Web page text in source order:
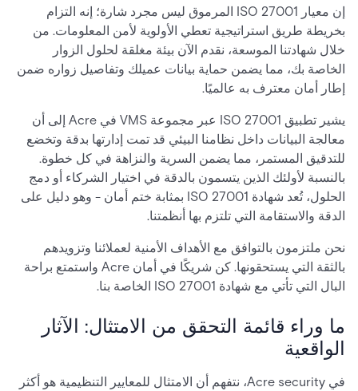
إن معيار ISO 27001 المرموق ليس مجرد شارة؛ إنه التزام
بخريطة طريق استراتيجية تعطي الأولوية لأمن المعلومات. من
خلال شهادتنا الموسعة، نقدم الآن بيئة مغلقة لحلول الزوار
الخاصة بك، مما يضمن حماية بيانات عميلك وتفاصيل زواره ضمن
إطار أمان معترف به عالميًا.
يشير تطبيق ISO 27001 عبر مجموعة VMS في Acre إلى أن
معالجة البيانات داخل نظامنا البيئي قد تمت إدارتها بدقة وتخضع
للتدقيق المستمر، مما يضمن السرية والنزاهة في كل خطوة.
بالنسبة لأولئك الذين يتسمون بالدقة في اختيار الشركاء أو دمج
الحلول، تُعد شهادة ISO 27001 بمثابة ختم أمان - وهو دليل على
الدقة والاستقامة التي تلتزم بها أنظمتنا.
نحن ملتزمون بالتوافق مع الأهداف الأمنية لعملائنا وتزويدهم
بالثقة التي يستحقونها. كن شريكًا في أمان Acre واستمتع براحة
البال التي تأتي مع شهادة ISO 27001 الخاصة بنا.
ما وراء قائمة التحقق من الامتثال: الآثار
الواقعية
في Acre security، نتفهم أن الامتثال للمعايير التنظيمية هو أكثر